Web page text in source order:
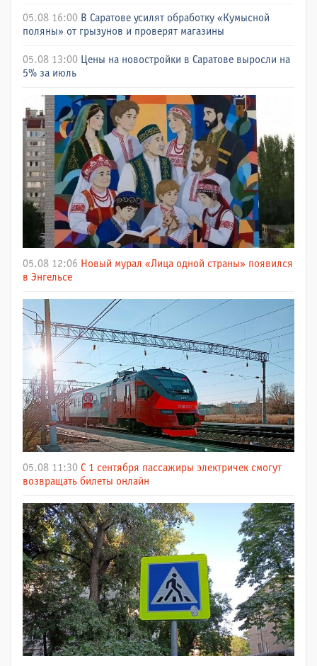
05.08 16:00 В Саратове усилят обработку «Кумысной
поляны» от грызунов и проверят магазины
05.08 13:00 Цены на новостройки в Саратове выросли на
5% за июль
05.08 12:06 Новый мурал «Лица одной страны» появился
в Энгельсе
05.08 11:30 С 1 сентября пассажиры электричек смогут
возвращать билеты онлайн